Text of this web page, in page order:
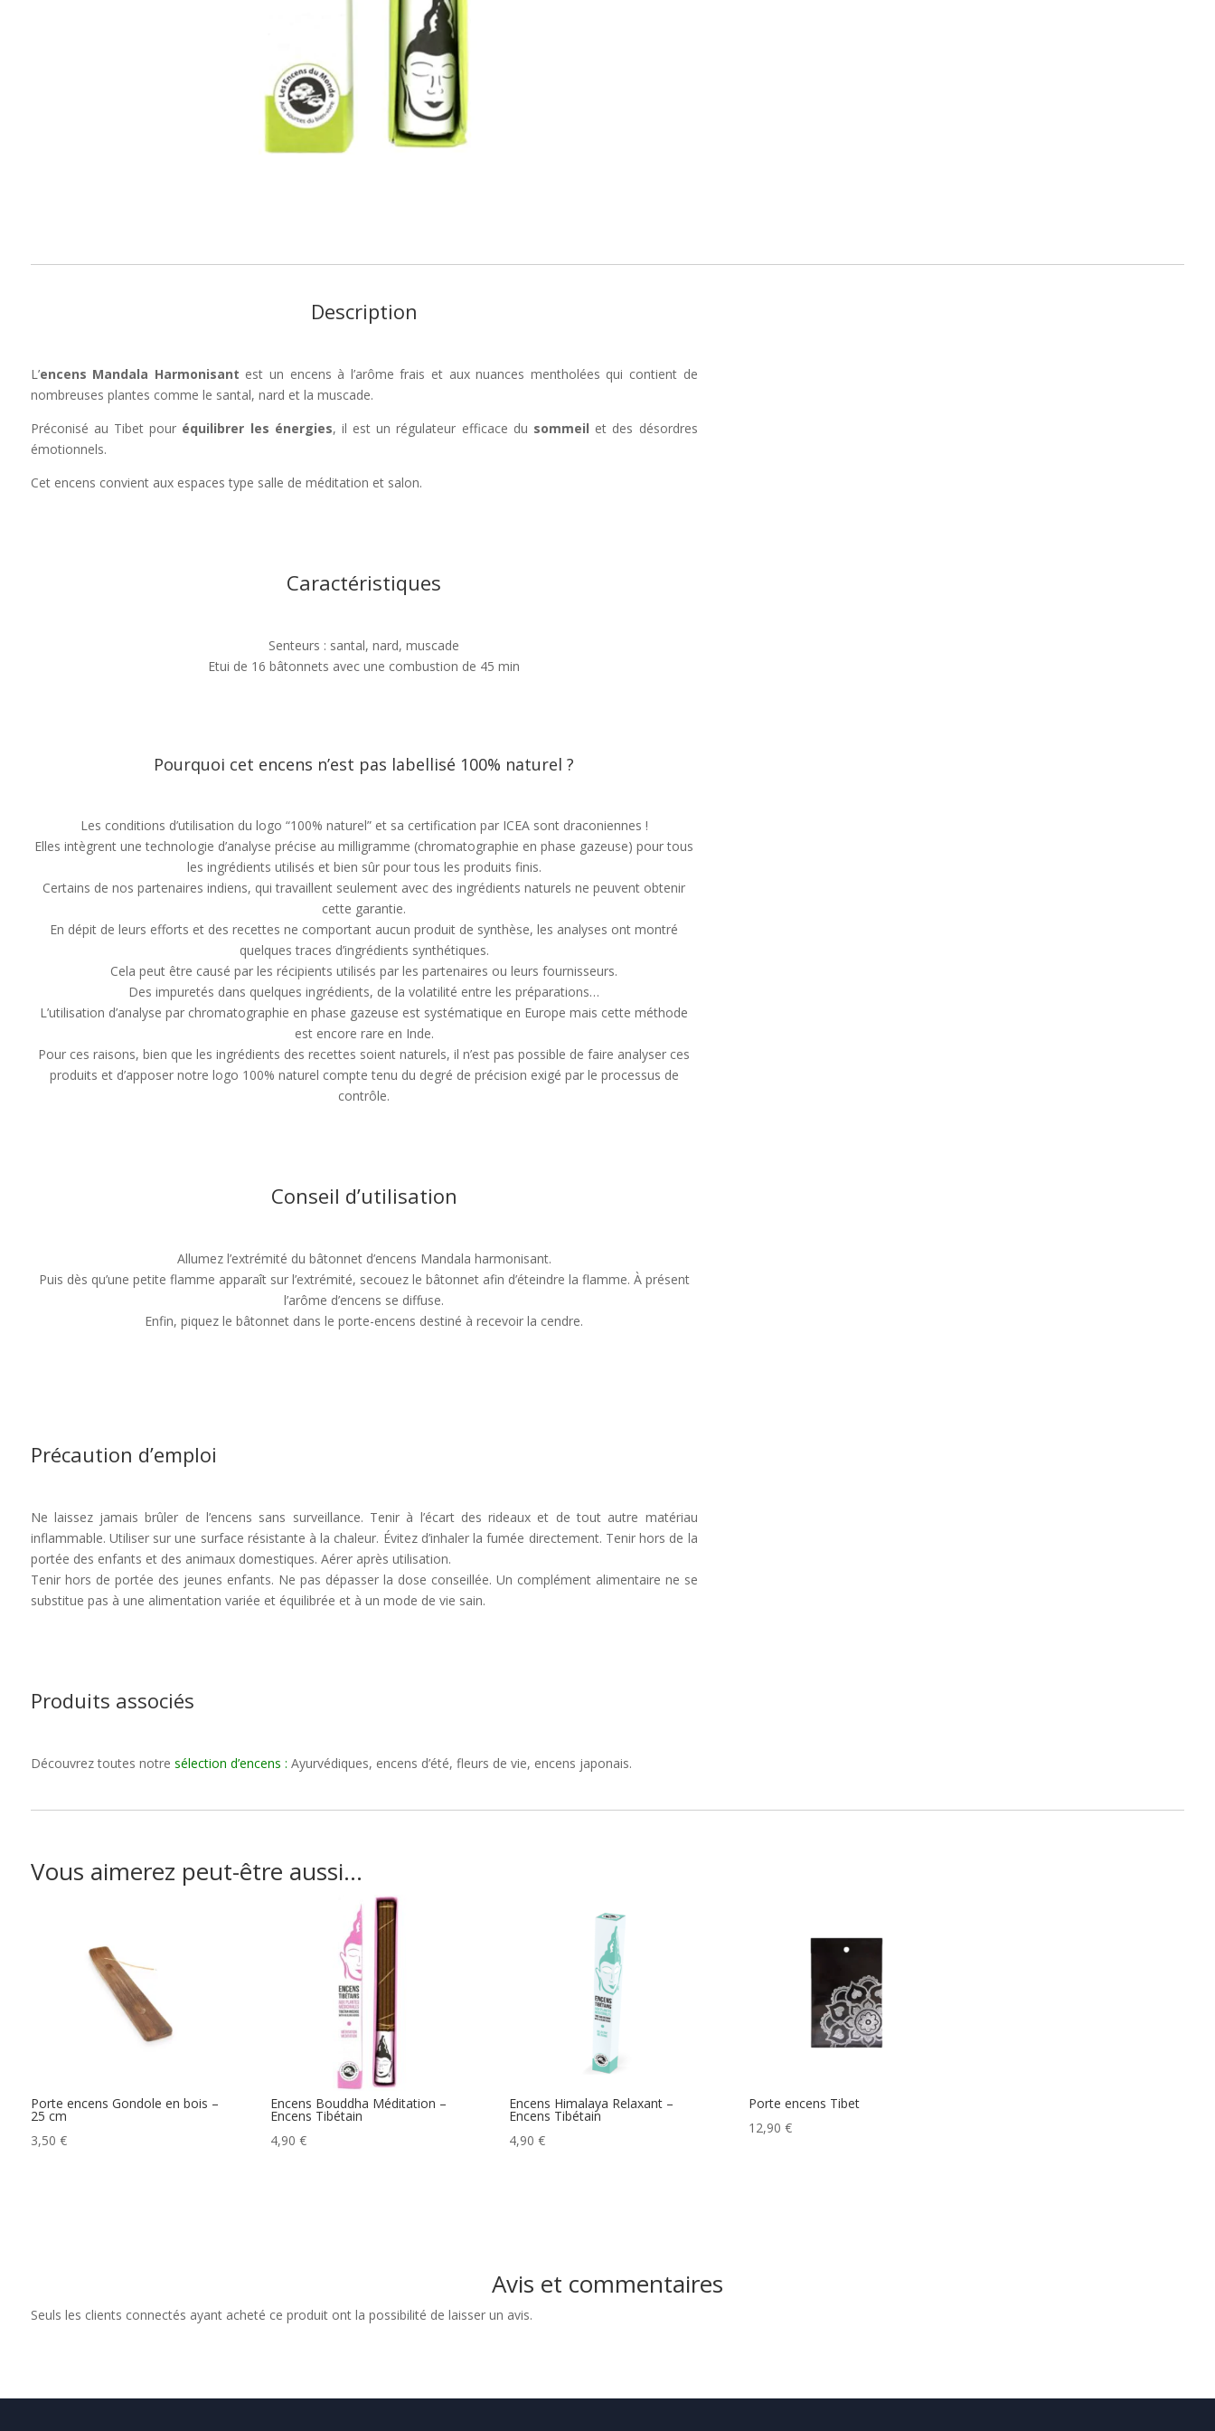
Description
L’encens Mandala Harmonisant est un encens à l’arôme frais et aux nuances mentholées qui contient de
nombreuses plantes comme le santal, nard et la muscade.
Préconisé au Tibet pour équilibrer les énergies, il est un régulateur efficace du sommeil et des désordres
émotionnels.
Cet encens convient aux espaces type salle de méditation et salon.
Caractéristiques
Senteurs : santal, nard, muscade
Etui de 16 bâtonnets avec une combustion de 45 min
Pourquoi cet encens n’est pas labellisé 100% naturel ?
Les conditions d’utilisation du logo “100% naturel” et sa certification par ICEA sont draconiennes !
Elles intègrent une technologie d’analyse précise au milligramme (chromatographie en phase gazeuse) pour tous
les ingrédients utilisés et bien sûr pour tous les produits finis.
Certains de nos partenaires indiens, qui travaillent seulement avec des ingrédients naturels ne peuvent obtenir
cette garantie.
En dépit de leurs efforts et des recettes ne comportant aucun produit de synthèse, les analyses ont montré
quelques traces d’ingrédients synthétiques.
Cela peut être causé par les récipients utilisés par les partenaires ou leurs fournisseurs.
Des impuretés dans quelques ingrédients, de la volatilité entre les préparations…
L’utilisation d’analyse par chromatographie en phase gazeuse est systématique en Europe mais cette méthode
est encore rare en Inde.
Pour ces raisons, bien que les ingrédients des recettes soient naturels, il n’est pas possible de faire analyser ces
produits et d’apposer notre logo 100% naturel compte tenu du degré de précision exigé par le processus de
contrôle.
Conseil d’utilisation
Allumez l’extrémité du bâtonnet d’encens Mandala harmonisant.
Puis dès qu’une petite flamme apparaît sur l’extrémité, secouez le bâtonnet afin d’éteindre la flamme. À présent
l’arôme d’encens se diffuse.
Enfin, piquez le bâtonnet dans le porte-encens destiné à recevoir la cendre.
Précaution d’emploi
Ne laissez jamais brûler de l’encens sans surveillance. Tenir à l’écart des rideaux et de tout autre matériau
inflammable. Utiliser sur une surface résistante à la chaleur. Évitez d’inhaler la fumée directement. Tenir hors de la
portée des enfants et des animaux domestiques. Aérer après utilisation.
Tenir hors de portée des jeunes enfants. Ne pas dépasser la dose conseillée. Un complément alimentaire ne se
substitue pas à une alimentation variée et équilibrée et à un mode de vie sain.
Produits associés
Découvrez toutes notre sélection d’encens : Ayurvédiques, encens d’été, fleurs de vie, encens japonais.
Vous aimerez peut-être aussi…
Porte encens Gondole en bois –
25 cm
3,50 €
Encens Bouddha Méditation –
Encens Tibétain
4,90 €
Encens Himalaya Relaxant –
Encens Tibétain
4,90€
Porte encens Tibet
12,90€
Avis et commentaires
Seuls les clients connectés ayant acheté ce produit ont la possibilité de laisser un avis.